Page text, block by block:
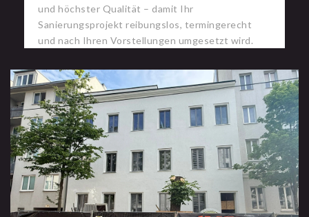
und höchster Qualität – damit Ihr
Sanierungsprojekt reibungslos, termingerecht
und nach Ihren Vorstellungen umgesetzt wird.